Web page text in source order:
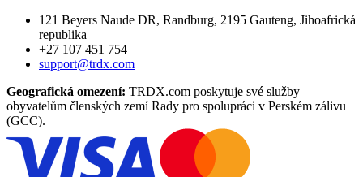
121 Beyers Naude DR, Randburg, 2195 Gauteng, Jihoafrická
republika
+27 107 451 754
support@trdx.com
Geografická omezení: TRDX.com poskytuje své služby
obyvatelům členských zemí Rady pro spolupráci v Perském zálivu
(GCC).